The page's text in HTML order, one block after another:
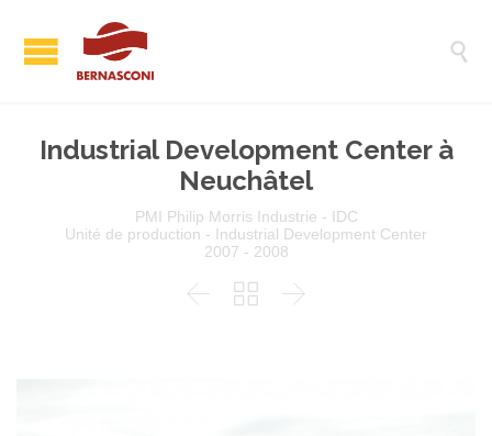

Industrial Development Center à
Neuchâtel
PMI Philip Morris Industrie - IDC
Unité de production - Industrial Development Center
2007 - 2008
  